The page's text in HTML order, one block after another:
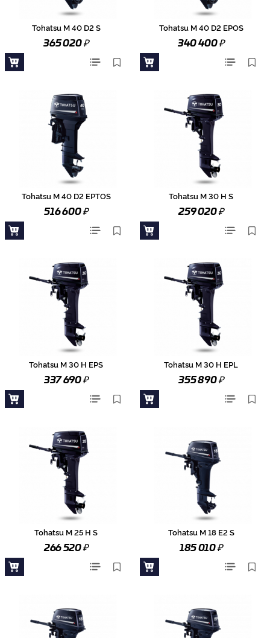
Tohatsu M 40 D2 S
365 020₽
Tohatsu M 40 D2 EPOS
340 400₽
Tohatsu M 40 D2 EPTOS
516 600₽
Tohatsu M 30 H S
259 020₽
Tohatsu M 30 H EPS
337 690₽
Tohatsu M 30 H EPL
355 890₽
Tohatsu M 25 H S
266 520₽
Tohatsu M 18 E2 S
185 010₽